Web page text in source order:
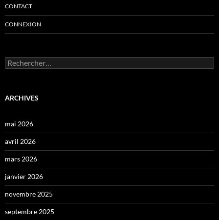
CONTACT
CONNEXION
Rechercher :
ARCHIVES
mai 2026
avril 2026
mars 2026
janvier 2026
novembre 2025
septembre 2025